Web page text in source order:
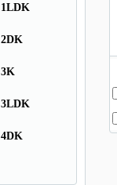
1LDK
2DK
3K
3LDK
4DK